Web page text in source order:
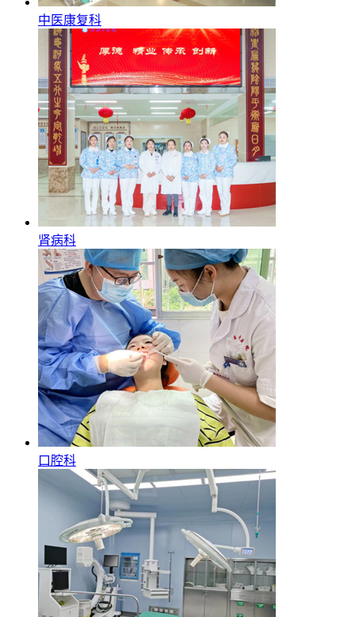
中医康复科
肾病科
口腔科